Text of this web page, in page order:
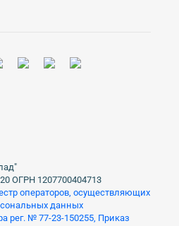
ОГРН 1207700404713
операторов, осуществляющих
данных
рег. № 77-23-150255, Приказ